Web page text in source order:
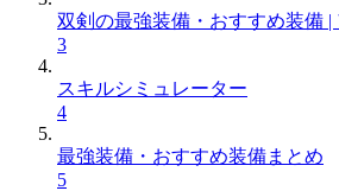
双剣の最強装備・おすすめ装備 |
3
スキルシミュレーター
4
最強装備・おすすめ装備まとめ
5